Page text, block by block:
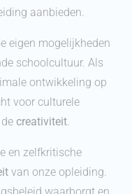
aanbieden.
eigen mogelijkheden
schoolcultuur. Als
ontwikkeling op
voor culturele
creativiteit.
en zelfkritische
van onze opleiding.